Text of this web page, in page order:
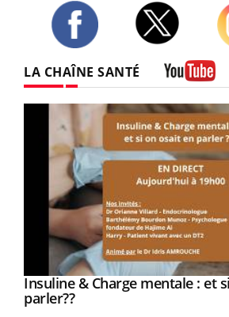
LA CHAÎNE SANTÉ
Youtube
Insuline & Charge mentale : et
parler??Youtube